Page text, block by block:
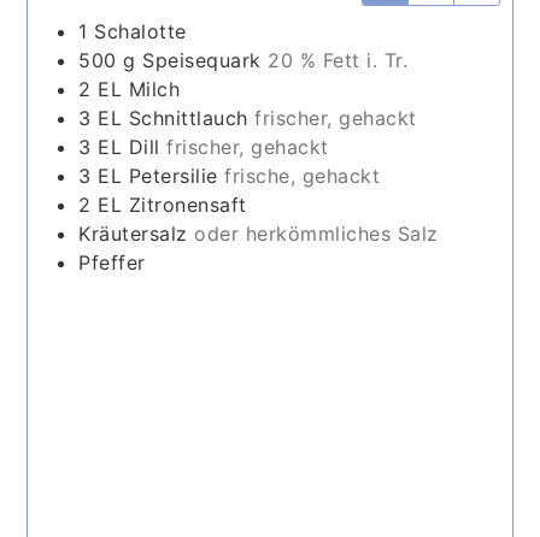
1 Schalotte
500 g Speisequark 20 % Fett i. Tr.
2 EL Milch
3 EL Schnittlauch frischer, gehackt
3 EL Dill frischer, gehackt
3 EL Petersilie frische, gehackt
2 EL Zitronensaft
Kräutersalz oder herkömmliches Salz
Pfeffer